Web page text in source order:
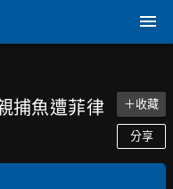
捕魚遭菲律
＋收藏
分享